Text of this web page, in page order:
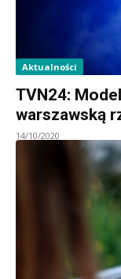
Aktualności
TVN24:
warszawską
14/10/2020